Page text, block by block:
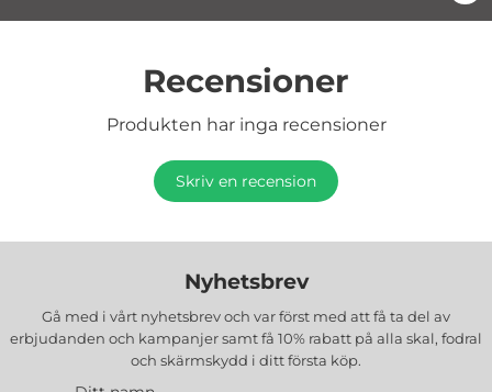
Recensioner
Produkten har inga recensioner
Skriv en recension
Nyhetsbrev
Gå med i vårt nyhetsbrev och var först med att få ta del av
erbjudanden och kampanjer samt få 10% rabatt på alla skal, fodral
och skärmskydd i ditt första köp.